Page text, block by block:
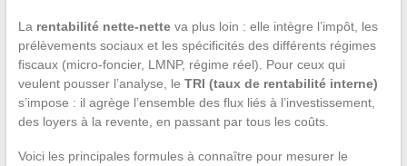
La rentabilité nette-netteva plus loin : elle intègre l’impôt, les
prélèvements sociaux et les spécificités des différents régimes
fiscaux (micro-foncier, LMNP, régime réel). Pour ceux qui
veulent pousser l’analyse, le TRI (taux de rentabilité interne)
s’impose : il agrège l’ensemble des flux liés à l’investissement,
des loyers à la revente, en passant par tous les coûts.
Voici les principales formules à connaître pour mesurer le